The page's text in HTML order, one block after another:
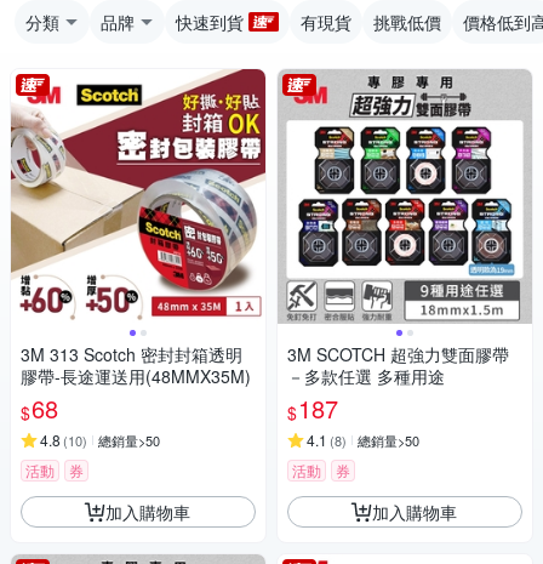
分類 品牌 快速到貨 有現貨 挑戰低價 價格低到
3M 313 Scotch 密封封箱透明
膠帶-長途運送用(48MMX35M)
$68
4.8 (10) 總銷量>50
活動 券
加入購物車
3M SCOTCH 超強力雙面膠帶
－多款任選 多種用途
$187
4.1 (8) 總銷量>50
活動 券
加入購物車